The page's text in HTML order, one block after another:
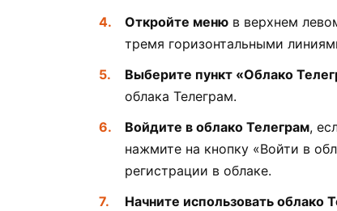
Откройте меню в верхнем
тремя горизонтальными
Выберите пункт «Облако
облака Телеграм.
Войдите в облако Телеграм,
нажмите на кнопку «Войти в
регистрации в облаке.
Начните использовать облако